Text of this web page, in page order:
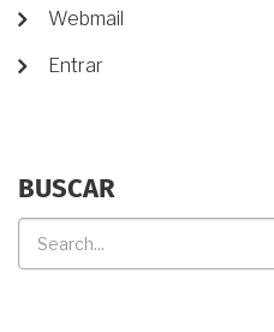
DE Webmail
Entrar
BUSCAR